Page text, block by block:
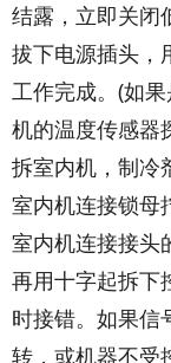
结露，立即关闭
拔下电源插头，
工作完成。(如
机的温度传感器
拆室内机，制冷
室内机连接锁母
室内机连接接头
再用十字起拆下
时接错。如果信
转，或机器不受